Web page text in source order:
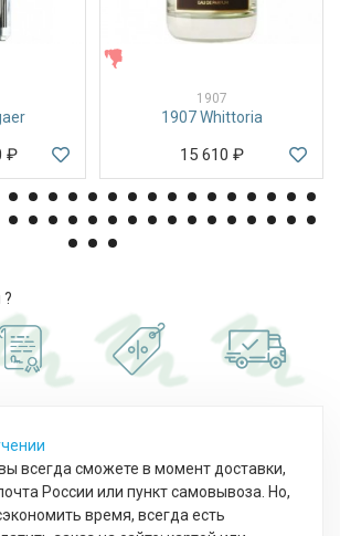
₽
1907
1907 Whittoria
15 610 ₽
всегда сможете в момент доставки,
России или пункт самовывоза. Но,
время, всегда есть